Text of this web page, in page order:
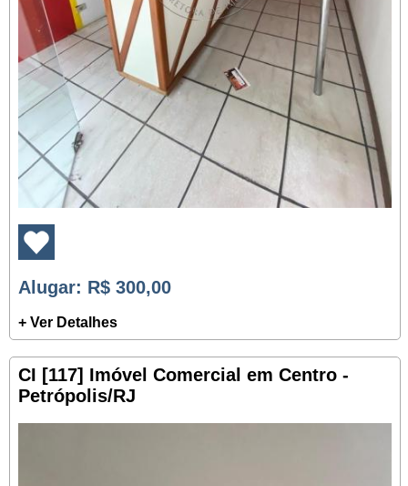
Alugar: R$ 300,00
+ Ver Detalhes
CI [117] Imóvel Comercial em Centro -
Petrópolis/RJ